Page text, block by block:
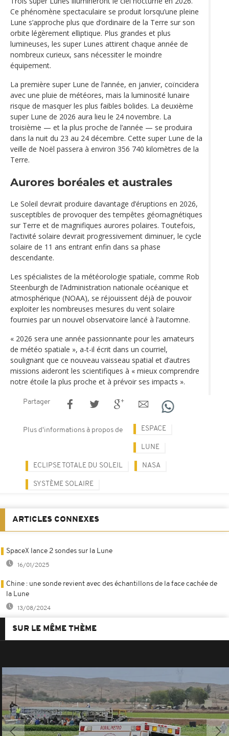
Ce phénomène spectaculaire se produit lorsqu’une pleine
Lune s’approche plus que d’ordinaire de la Terre sur son
orbite légèrement elliptique. Plus grandes et plus
lumineuses, les super Lunes attirent chaque année de
nombreux curieux, sans nécessiter le moindre
équipement.
La première super Lune de l’année, en janvier, coïncidera
avec une pluie de météores, mais la luminosité lunaire
risque de masquer les plus faibles bolides. La deuxième
super Lune de 2026 aura lieu le 24 novembre. La
troisième — et la plus proche de l’année — se produira
dans la nuit du 23 au 24 décembre. Cette super Lune de la
veille de Noël passera à environ 356 740 kilomètres de la
Terre.
Aurores boréales et australes
Le Soleil devrait produire davantage d’éruptions en 2026,
susceptibles de provoquer des tempêtes géomagnétiques
sur Terre et de magnifiques aurores polaires. Toutefois,
l’activité solaire devrait progressivement diminuer, le cycle
solaire de 11 ans entrant enfin dans sa phase
descendante.
Les spécialistes de la météorologie spatiale, comme Rob
Steenburgh de l’Administration nationale océanique et
atmosphérique (NOAA), se réjouissent déjà de pouvoir
exploiter les nombreuses mesures du vent solaire
fournies par un nouvel observatoire lancé à l’automne.
« 2026 sera une année passionnante pour les amateurs
de météo spatiale », a-t-il écrit dans un courriel,
soulignant que ce nouveau vaisseau spatial et d’autres
missions aideront les scientifiques à « mieux comprendre
notre étoile la plus proche et à prévoir ses impacts ».
Partager
Plus d'informations à propos de ESPACE
LUNE
ECLIPSE TOTALE DU SOLEIL NASA
SYSTÈME SOLAIRE
ARTICLES CONNEXES
SpaceX lance 2 sondes sur la Lune
16/01/2025
Chine : une sonde revient avec des échantillons de la face cachée de
la Lune
13/08/2024
SUR LE MÊME THÈME